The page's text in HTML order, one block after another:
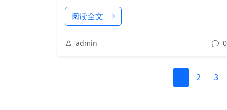
阅读全文
admin 0
2 3